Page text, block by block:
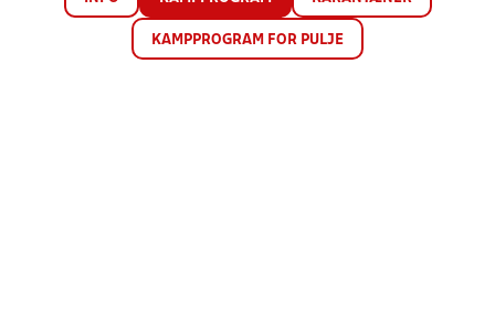
KAMPPROGRAM FOR PULJE